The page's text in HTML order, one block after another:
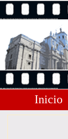
Inicio